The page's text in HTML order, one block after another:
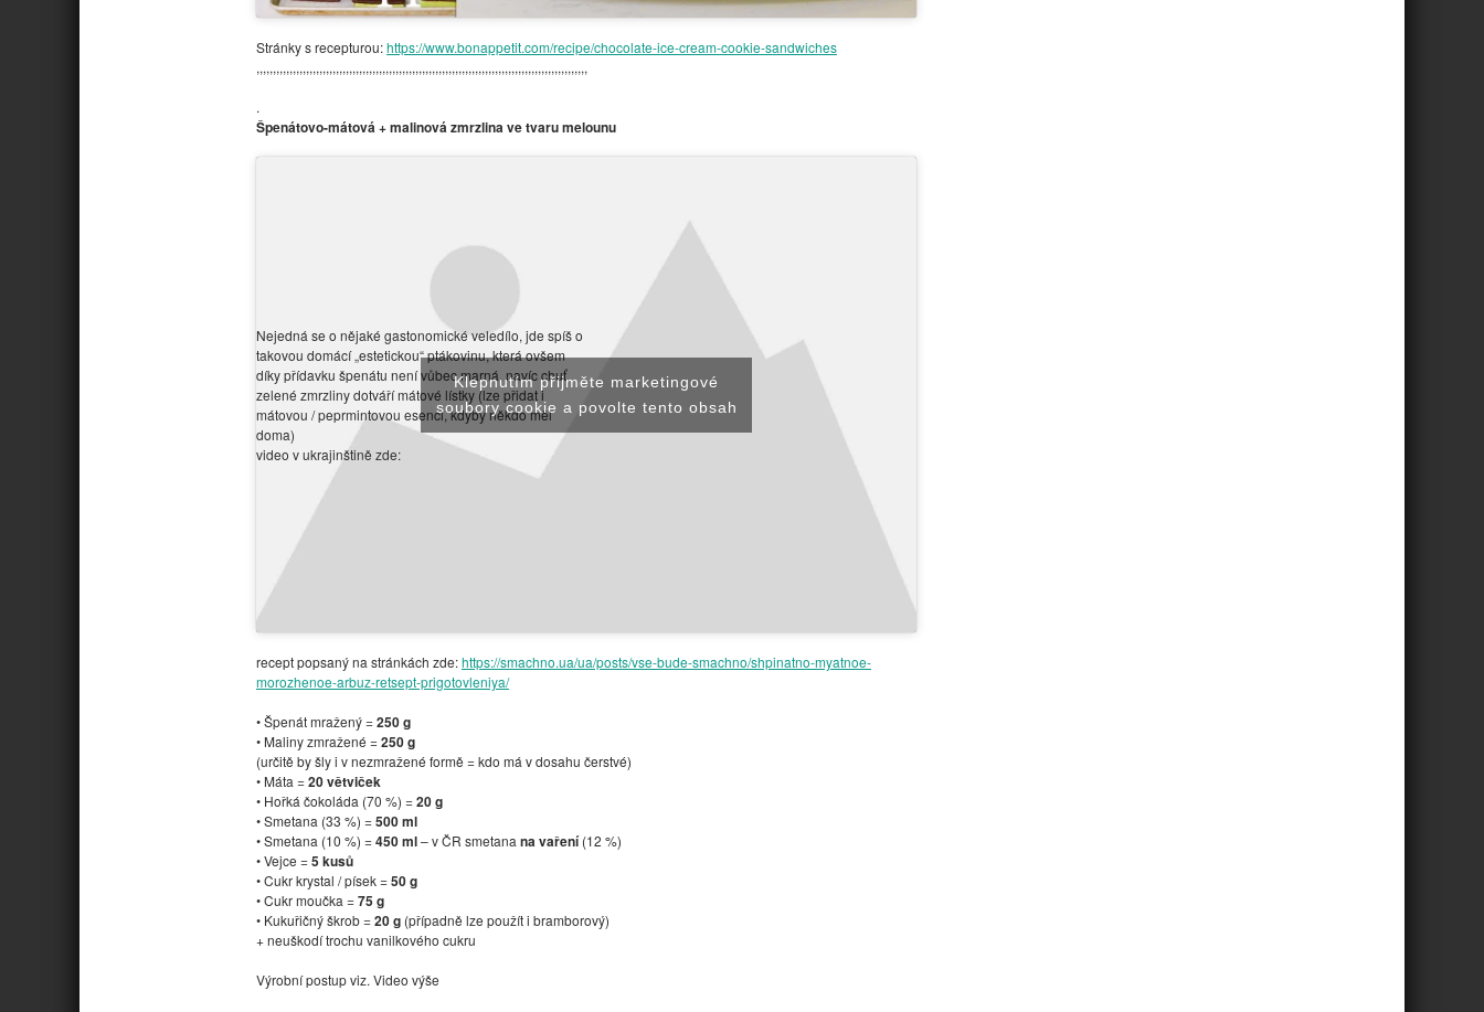
Stránky s recepturou:https://www.bonappetit.com/recipe/chocolate-ice-cream-cookie-sandwiches
,,,,,,,,,,,,,,,,,,,,,,,,,,,,,,,,,,,,,,,,,,,,,,,,,,,,,,,,,,,,,,,,,,,,,,,,,,,,,,,,,,,,,,,,,,,,,,,,,,,,
.
Špenátovo-mátová + malinová zmrzlina ve tvaru melounu
Nejedná se o nějaké gastonomické veledílo, jde spíš o
takovou domácí „estetickou“ ptákovinu, která ovšem
díky přídavku špenátu není vůbec marná, navíc chuť
zelené zmrzliny dotváří mátové lístky (lze přidat i
mátovou / peprmintovou esenci, kdyby někdo měl
doma)
video v ukrajinštině zde:
Klepnutím přijměte marketingové
soubory cookie a povolte tento obsah
recept popsaný na stránkách zde:https://smachno.ua/ua/posts/vse-bude-smachno/shpinatno-myatnoe-
morozhenoe-arbuz-retsept-prigotovleniya/
• Špenát mražený =250 g
• Maliny zmražené =250 g
(určitě by šly i v nezmražené formě = kdo má v dosahu čerstvé)
• Máta =20 větviček
• Hořká čokoláda (70 %) =20 g
• Smetana (33 %) =500 ml
• Smetana (10 %) =450 ml– v ČR smetana na vaření(12 %)
• Vejce =5 kusů
• Cukr krystal / písek =50 g
• Cukr moučka =75 g
• Kukuřičný škrob =20 g (případně lze použít i bramborový)
+ neuškodí trochu vanilkového cukru
Výrobní postup viz. Video výše